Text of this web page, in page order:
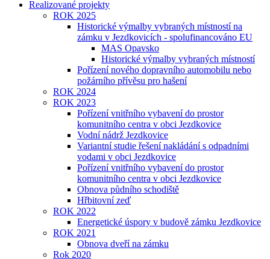
Realizované projekty
ROK 2025
Historické výmalby vybraných místností na
zámku v Jezdkovicích - spolufinancováno EU
MAS Opavsko
Historické výmalby vybraných místností
Pořízení nového dopravního automobilu nebo
požárního přívěsu pro hašení
ROK 2024
ROK 2023
Pořízení vnitřního vybavení do prostor
komunitního centra v obci Jezdkovice
Vodní nádrž Jezdkovice
Variantní studie řešení nakládání s odpadními
vodami v obci Jezdkovice
Pořízení vnitřního vybavení do prostor
komunitního centra v obci Jezdkovice
Obnova půdního schodiště
Hřbitovní zeď
ROK 2022
Energetické úspory v budově zámku Jezdkovice
ROK 2021
Obnova dveří na zámku
Rok 2020